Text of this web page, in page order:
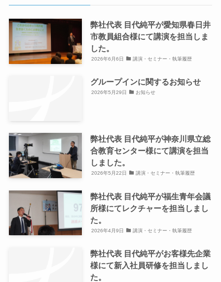
弊社代表 目代純平が愛知県春日井
市教員組合様にて講演を担当しま
した。
2026年6月6日 講演・セミナー・執筆履歴
グループインに関するお知らせ
2026年5月29日 お知らせ
弊社代表 目代純平が神奈川県立総
合教育センター様にて講演を担当
しました。
2026年5月22日 講演・セミナー・執筆履歴
弊社代表 目代純平が福生青年会議
所様にてレクチャーを担当しまし
た。
2026年4月9日 講演・セミナー・執筆履歴
弊社代表 目代純平がお客様先企業
様にて新入社員研修を担当しまし
た。